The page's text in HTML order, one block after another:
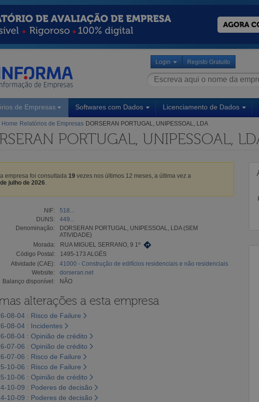
Login Registo Gratuito
de Empresas Softwares com Dados Licenciamento de Dados
Home Relatórios de Empresas DORSERAN PORTUGAL, UNIPESSOAL, LDA
PORTUGAL, UNIPESSOAL,
empresa foi consultada 19 vezes nos últimos 12 meses, a última vez a
julho de 2026
NIF:
518...
DUNS:
449...
Denominação:
DORSERAN PORTUGAL, UNIPESSOAL, LDA (SEM
ATIVIDADE)
Morada:
RUA MIGUEL SERRANO, 9 1º
Código Postal:
1495-173 ALGÉS
Atividade (CAE):
41000 - Construção de edifícios residenciais e não residenciais
Website:
dorseran.net
Balanço disponível:
NÃO
alterações a esta empresa
08-04 : Risco de Failure
08-04 : Incidentes
08-04 : Opinião de crédito
07-06 : Opinião de crédito
07-06 : Risco de Failure
10-06 : Risco de Failure
10-06 : Opinião de crédito
10-09 : Poderes de decisão
10-09 : Poderes de decisão